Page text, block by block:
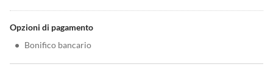
Opzioni di pagamento
• Bonifico bancario